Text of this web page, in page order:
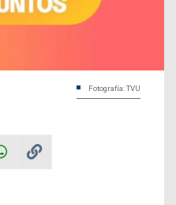
Fotografía: TVU